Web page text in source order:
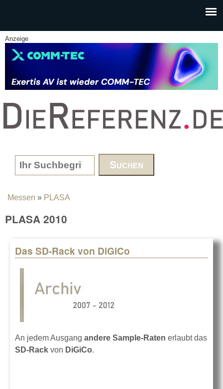
Anzeige
www.DieReferenz.de
Search form
You are here
Messen » PLASA
PLASA 2010
Das SD-Rack von DiGiCo
An jedem Ausgang andere Sample-Raten erlaubt das
SD-Rack von DiGiCo.